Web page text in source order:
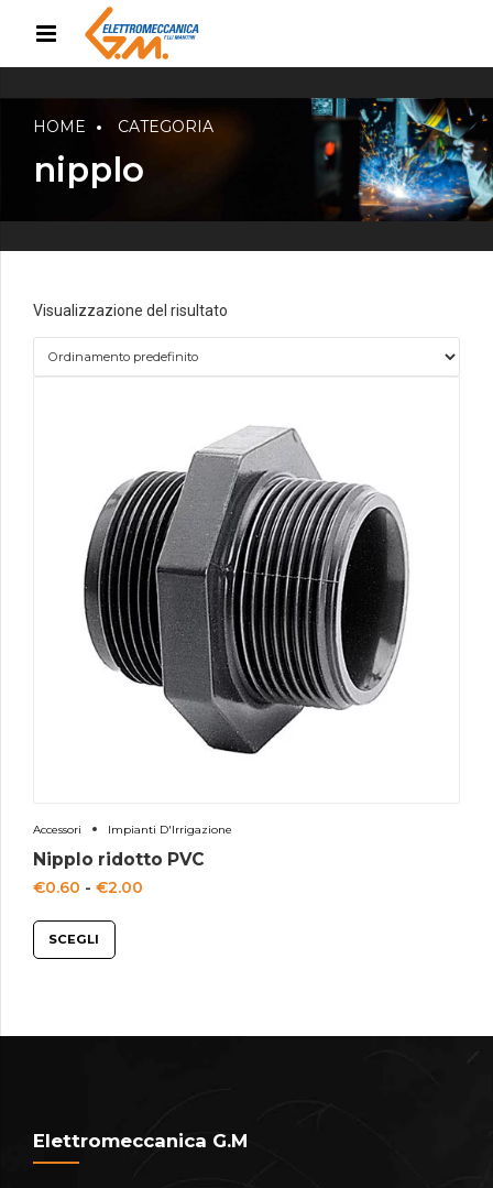
HOME CATEGORIA
nipplo
Visualizzazione del risultato
Accessori Impianti D'Irrigazione
Nipplo ridotto PVC
€0.60 - €2.00
SCEGLI
Elettromeccanica G.M